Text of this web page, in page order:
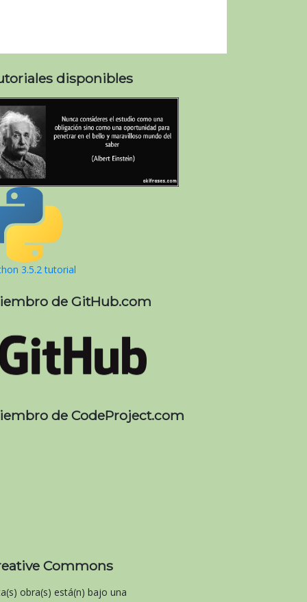
disponibles
3.5.2 tutorial
de GitHub.com
de CodeProject.com
Commons
obra(s) está(n) bajo una